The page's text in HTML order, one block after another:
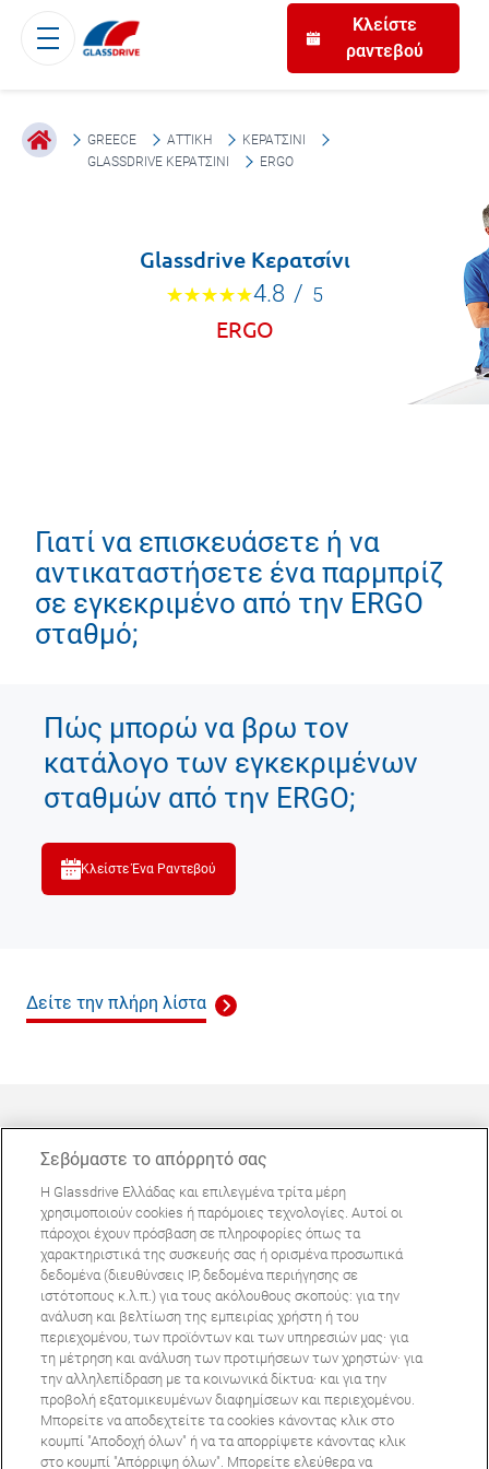
Κλείστε
ραντεβού
GREECE ΑΤΤΙΚΉ
ΚΕΡΑΤΣΊΝΙ
GLASSDRIVE ΚΕΡΑΤΣΊΝΙ
ERGO
Glassdrive Κερατσίνι
4.8 / 5
ERGO
Γιατί να επισκευάσετε ή να
αντικαταστήσετε ένα παρμπρίζ
σε εγκεκριμένο από την ERGO
σταθμό;
Πώς μπορώ να βρω τον
κατάλογο των εγκεκριμένων
σταθμών από την ERGO;
Κλείστε Ένα Ραντεβού
Δείτε την πλήρη λίστα
ΜΠΟΡΕΊ ΝΑ ΣΑΣ ΕΝΔΙΑΦΈΡΕΙ
Συχνές ερωτήσεις
Σχετικά με εμάς
Πανευρωπαϊκό δίκτυο
Όροι Χρήσης ΙστοτόπουΠολιτική Απορρήτου
© Copyright 2024 Glassdrive. All rights reserved | 2024
Σεβόμαστε το απόρρητό σας
Η Glassdrive Ελλάδας και επιλεγμένα τρίτα μέρη
χρησιμοποιούν cookies ή παρόμοιες τεχνολογίες. Αυτοί οι
πάροχοι έχουν πρόσβαση σε πληροφορίες όπως τα
χαρακτηριστικά της συσκευής σας ή ορισμένα προσωπικά
δεδομένα (διευθύνσεις IP, δεδομένα περιήγησης σε
ιστότοπους κ.λ.π.) για τους ακόλουθους σκοπούς: για την
ανάλυση και βελτίωση της εμπειρίας χρήστη ή του
περιεχομένου, των προϊόντων και των υπηρεσιών μας· για
τη μέτρηση και ανάλυση των προτιμήσεων των χρηστών· για
την αλληλεπίδραση με τα κοινωνικά δίκτυα· και για την
προβολή εξατομικευμένων διαφημίσεων και περιεχομένου.
Μπορείτε να αποδεχτείτε τα cookies κάνοντας κλικ στο
κουμπί "Αποδοχή όλων" ή να τα απορρίψετε κάνοντας κλικ
στο κουμπί "Απόρριψη όλων". Μπορείτε ελεύθερα να